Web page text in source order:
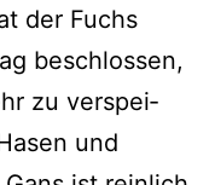
der Fuchs
beschlos­sen,
zu ver­spei­
und